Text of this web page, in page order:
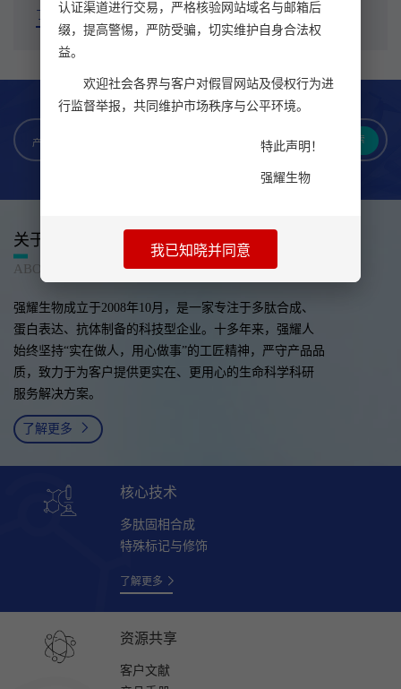
了解更多
产品名称 搜索
关于我们
ABOUT US
强耀生物成立于2008年10月，是一家专注于多肽合成、
蛋白表达、抗体制备的科技型企业。十多年来，强耀人
始终坚持“实在做人，用心做事”的工匠精神，严守产品品
质，致力于为客户提供更实在、更用心的生命科学科研
服务解决方案。
了解更多
核心技术
多肽固相合成
特殊标记与修饰
了解更多
资源共享
客户文献
认证渠道进行交易，严格核验网站域名与邮箱后
缀，提高警惕，严防受骗，切实维护自身合法权
益。
欢迎社会各界与客户对假冒网站及侵权行为进
行监督举报，共同维护市场秩序与公平环境。
特此声明！
强耀生物
我已知晓并同意